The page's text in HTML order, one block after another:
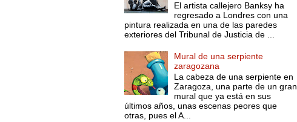
El artista callejero Banksy ha
regresado a Londres con una
pintura realizada en una de las paredes
exteriores del Tribunal de Justicia de ...
Mural de una serpiente
zaragozana
La cabeza de una serpiente en
Zaragoza, una parte de un gran
mural que ya está en sus
últimos años, unas escenas peores que
otras, pues el A...